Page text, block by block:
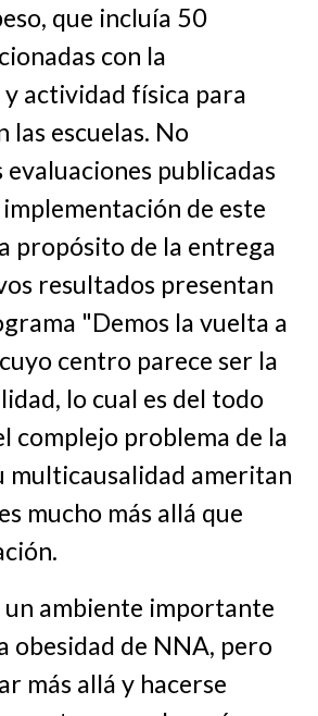
que incluía 50
con la
actividad física para
las escuelas. No
publicadas
de este
propósito de la entrega
resultados presentan
"Demos la vuelta a
centro parece ser la
lo cual es del todo
complejo problema de la
multicausalidad ameritan
mucho más allá que
un ambiente importante
obesidad de NNA, pero
más allá y hacerse